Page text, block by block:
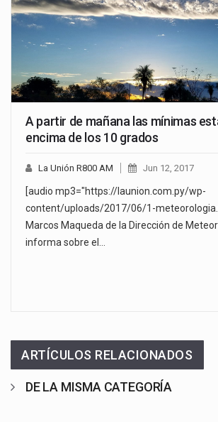
A partir de mañana las mínimas
encima de los 10 grados
La Unión R800 AM Jun 12, 2017
[audio mp3="https://launion.com.py/wp-
content/uploads/2017/06/1-
Marcos Maqueda de la Dirección de
informa sobre el…
ARTÍCULOS RELACIONADOS
DE LA MISMA CATEGORÍA